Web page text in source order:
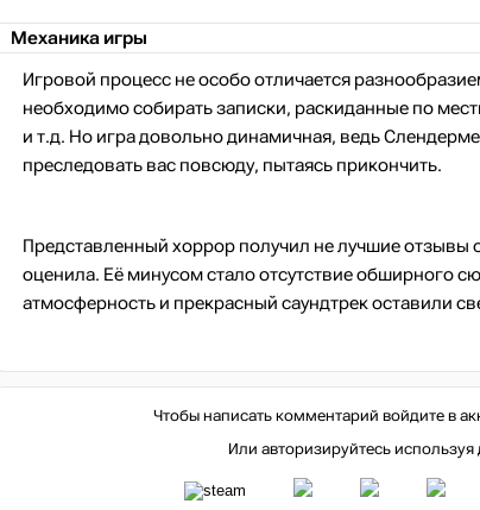
Механика игры
Игровой процесс не особо отличается
необходимо собирать записки, раскиданные по
и т.д. Но игра довольно динамичная, ведь
преследовать вас повсюду, пытаясь прикончить.
Представленный хоррор получил не лучшие отзывы
оценила. Её минусом стало отсутствие обширного
атмосферность и прекрасный саундтрек оставили
Чтобы написать комментарий войдите в
Или авторизируйтесь используя